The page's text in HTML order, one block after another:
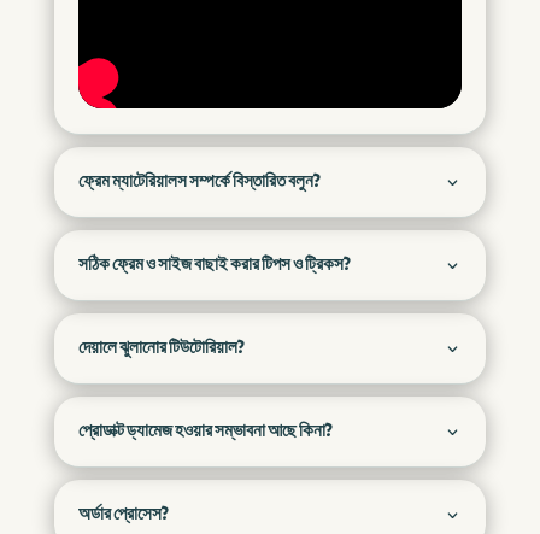
ফ্রেম ম্যাটেরিয়ালস সম্পর্কে বিস্তারিত বলুন?
সঠিক ফ্রেম ও সাইজ বাছাই করার টিপস ও ট্রিকস?
দেয়ালে ঝুলানোর টিউটোরিয়াল?
প্রোডাক্ট ড্যামেজ হওয়ার সম্ভাবনা আছে কিনা?
অর্ডার প্রোসেস?